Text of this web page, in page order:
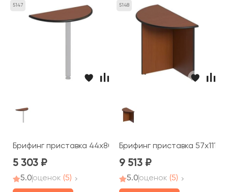
5147
Брифинг приставка 44x80x2,5 Дин-Р
5 303
5.0оценок (5)
5148
Брифинг приставка
9 513
5.0оценок (5)